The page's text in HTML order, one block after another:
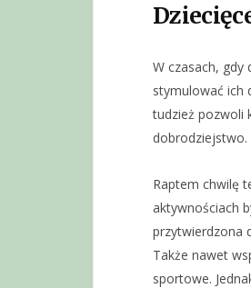
W czasach, gdy
stymulować ich
tudzież pozwoli
dobrodziejstwo.
Raptem chwilę
aktywnościach
przytwierdzona
Także nawet
sportowe.